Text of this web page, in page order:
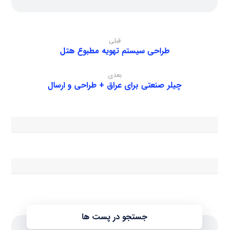
قبلی
طراحی سیستم تهویه مطبوع هتل
بعدی
چیلر صنعتی برای عراق + طراحی و ارسال
جستجو در پست ها